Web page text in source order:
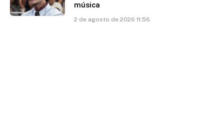
música
2 de agosto de 2026 11:56